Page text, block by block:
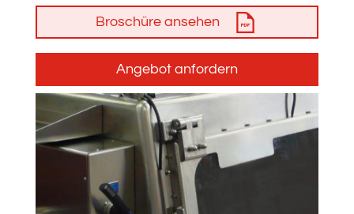
Broschüre ansehen
Angebot anfordern